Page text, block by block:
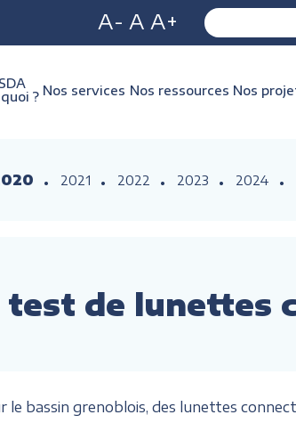
A- A A+
? Nos services Nos ressources Nos
2021 2022 2023 2024
de lunettes
le bassin grenoblois, des lunettes